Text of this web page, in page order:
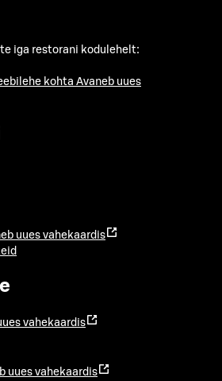
iga restorani kodulehelt:
kohta Avaneb uues
uues vahekaardis
vahekaardis
uues vahekaardis